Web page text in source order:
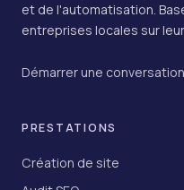
et de l'automatisation.
entreprises locales sur
Démarrer une conversation
PRESTATIONS
Création de site